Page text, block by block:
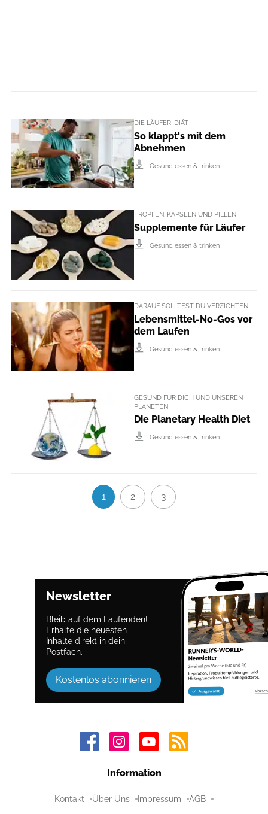
DIE LÄUFER-DIÄT
So klappt's mit dem
Abnehmen
Gesund essen & trinken
TROPFEN, KAPSELN UND PILLEN
Supplemente für Läufer
Gesund essen & trinken
DARAUF SOLLTEST DU VERZICHTEN
Lebensmittel-No-Gos vor
dem Laufen
Gesund essen & trinken
GESUND FÜR DICH UND UNSEREN
PLANETEN
Die Planetary Health Diet
Gesund essen & trinken
1 2 3
Newsletter
Bleib auf dem Laufenden!
Erhalte die neuesten
Inhalte direkt in dein
Postfach.
Kostenlos abonnieren
Information
Kontakt Über Uns Impressum AGB